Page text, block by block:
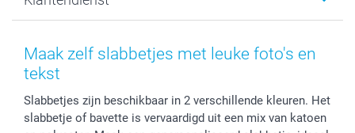
Fotoprints, Fotoposter & Fotoalbum met fotoprints
Fotokaders, Decoratie en Snoepjes
Smartphone cases
Privacybeleid
smartbonus
Mijn orderstatus
Maak zelf slabbetjes met leuke foto's en
tekst
Slabbetjes zijn beschikbaar in 2 verschillende kleuren. Het
slabbetje of bavette is vervaardigd uit een mix van katoen